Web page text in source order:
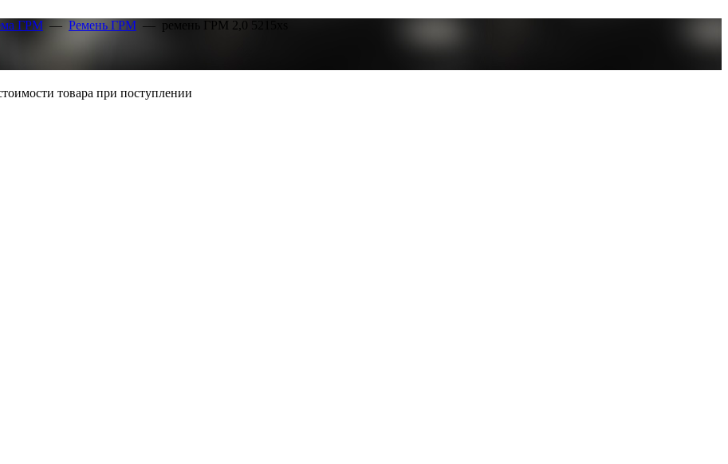
ГРМ — Ремень ГРМ — ремень ГРМ 2,0 5215xs
товара при поступлении